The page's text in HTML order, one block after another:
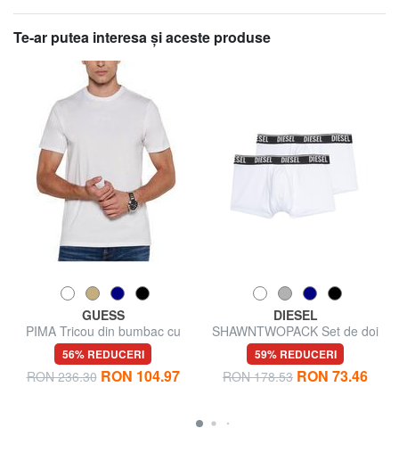
Te-ar putea interesa şi aceste produse
GUESS
PIMA Tricou din bumbac cu
logo brodat
56% REDUCERI
RON 236.30 RON 104.97
DIESEL
SHAWNTWOPACK Set de doi
boxeri pentru bărbați
59% REDUCERI
RON 178.53 RON 73.46